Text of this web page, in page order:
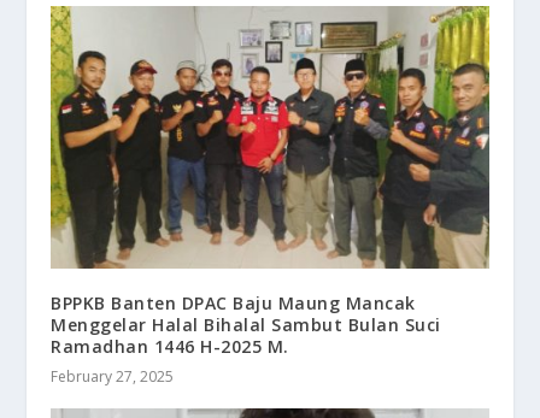
BPPKB Banten DPAC Baju Maung Mancak
Menggelar Halal Bihalal Sambut Bulan Suci
Ramadhan 1446 H-2025 M.
February 27, 2025